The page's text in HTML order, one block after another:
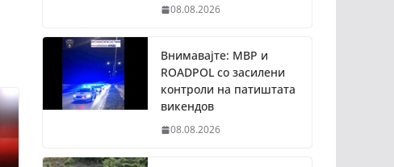
08.08.2026
Внимавајте: МВР и
ROADPOL со засилени
контроли на патиштата
викендов
08.08.2026